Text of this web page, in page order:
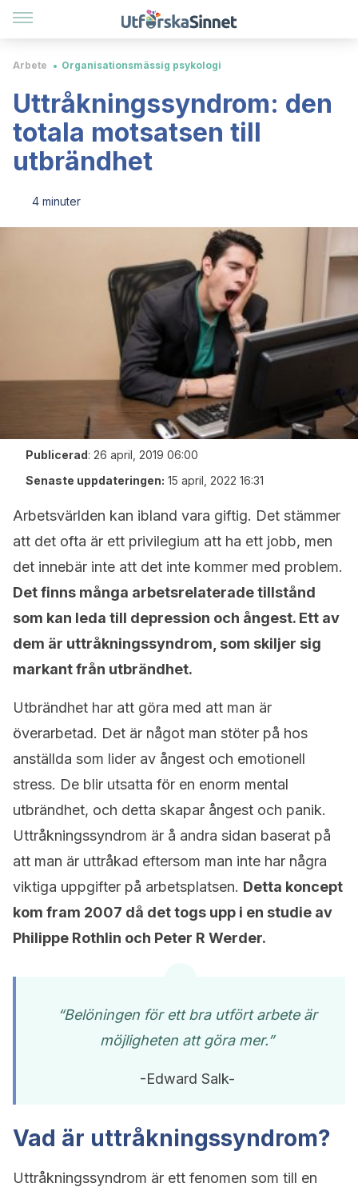
Arbete Organisationsmässig psykologi
Uttråkningssyndrom: den
totala motsatsen till
utbrändhet
4 minuter
Publicerad: 26 april, 2019 06:00
Senaste uppdateringen: 15 april, 2022 16:31
Arbetsvärlden kan ibland vara giftig. Det stämmer
att det ofta är ett privilegium att ha ett jobb, men
det innebär inte att det inte kommer med problem.
Det finns många arbetsrelaterade tillstånd
som kan leda till depression och ångest. Ett av
dem är uttråkningssyndrom, som skiljer sig
markant från utbrändhet.
Utbrändhet har att göra med att man är
överarbetad. Det är något man stöter på hos
anställda som lider av ångest och emotionell
stress. De blir utsatta för en enorm mental
utbrändhet, och detta skapar ångest och panik.
Uttråkningssyndrom är å andra sidan baserat på
att man är uttråkad eftersom man inte har några
viktiga uppgifter på arbetsplatsen. Detta koncept
kom fram 2007 då det togs upp i en studie av
Philippe Rothlin och Peter R Werder.
“Belöningen för ett bra utfört arbete är
möjligheten att göra mer.”
-Edward Salk-
Vad är uttråkningssyndrom?
Uttråkningssyndrom är ett fenomen som till en